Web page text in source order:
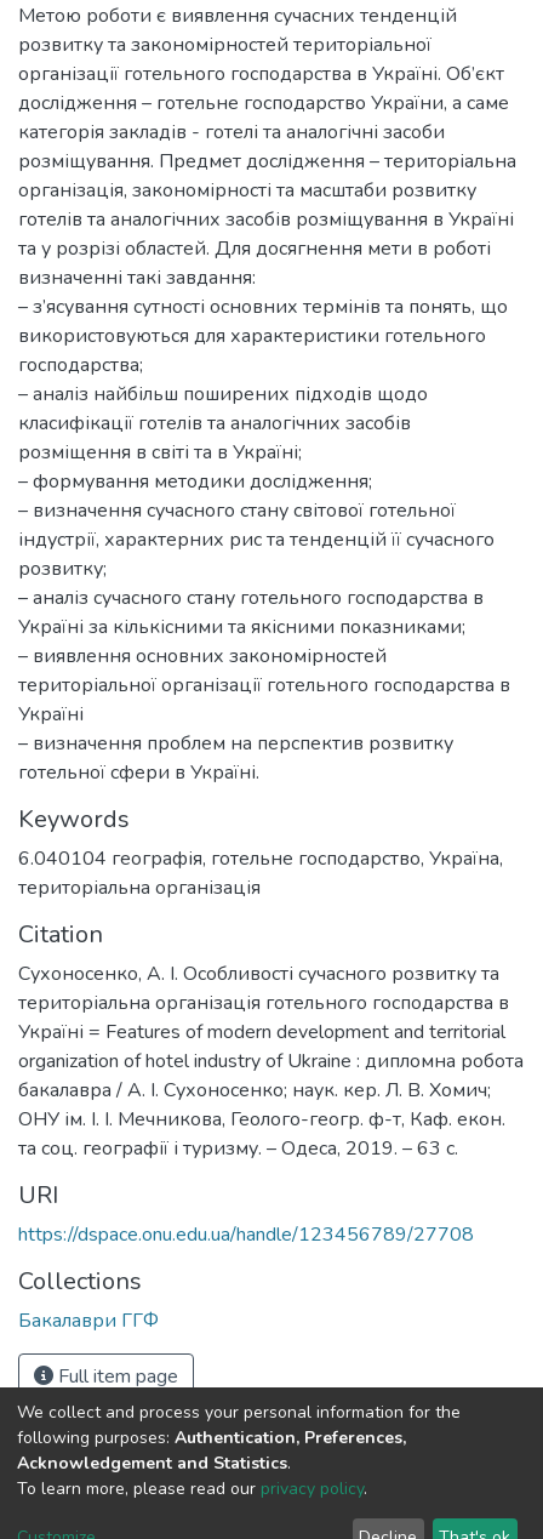
Метою роботи є виявлення сучасних тенденцій
розвитку та закономірностей територіальної
організації готельного господарства в Україні. Об’єкт
дослідження – готельне господарство України, а саме
категорія закладів - готелі та аналогічні засоби
розміщування. Предмет дослідження – територіальна
організація, закономірності та масштаби розвитку
готелів та аналогічних засобів розміщування в Україні
та у розрізі областей. Для досягнення мети в роботі
визначенні такі завдання:
– з’ясування сутності основних термінів та понять, що
використовуються для характеристики готельного
господарства;
– аналіз найбільш поширених підходів щодо
класифікації готелів та аналогічних засобів
розміщення в світі та в Україні;
– формування методики дослідження;
– визначення сучасного стану світової готельної
індустрії, характерних рис та тенденцій її сучасного
розвитку;
– аналіз сучасного стану готельного господарства в
Україні за кількісними та якісними показниками;
– виявлення основних закономірностей
територіальної організації готельного господарства в
Україні
– визначення проблем на перспектив розвитку
готельної сфери в Україні.
Keywords
6.040104 географія, готельне господарство, Україна,
територіальна організація
Citation
Сухоносенко, А. І. Особливості сучасного розвитку та
територіальна організація готельного господарства в
Україні = Features of modern development and territorial
organization of hotel industry of Ukraine : дипломна робота
бакалавра / А. І. Сухоносенко; наук. кер. Л. В. Хомич;
ОНУ ім. І. І. Мечникова, Геолого-геогр. ф-т, Каф. екон.
та соц. географії і туризму. – Одеса, 2019. – 63 с.
URI
https://dspace.onu.edu.ua/handle/123456789/27708
Collections
Бакалаври ГГФ
Full item page
DSpace software copyright © 2009-2026
Cookie End User Send
We collect and process your personal information for the
following purposes: Authentication, Preferences,
Acknowledgement and Statistics.
To learn more, please read our privacy policy.